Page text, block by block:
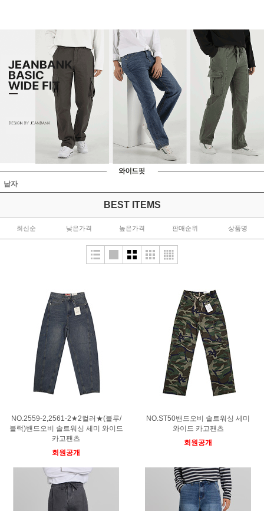
남자
BEST ITEMS
최신순 낮은가격 높은가격 판매순위 상품명
NO.2559-2,2561-2★2컬러★(블루/
블랙)밴드오비 솔트워싱 세미 와이드
카고팬츠
회원공개
NO.ST50밴드오비 솔트워싱 세미
와이드 카고팬츠
회원공개